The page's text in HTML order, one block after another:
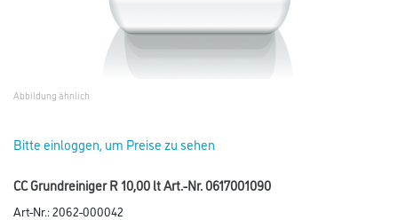
Abbildung ähnlich
Bitte einloggen, um Preise zu sehen
CC Grundreiniger R 10,00 lt Art.-Nr. 0617001090
Art-Nr.:2062-000042